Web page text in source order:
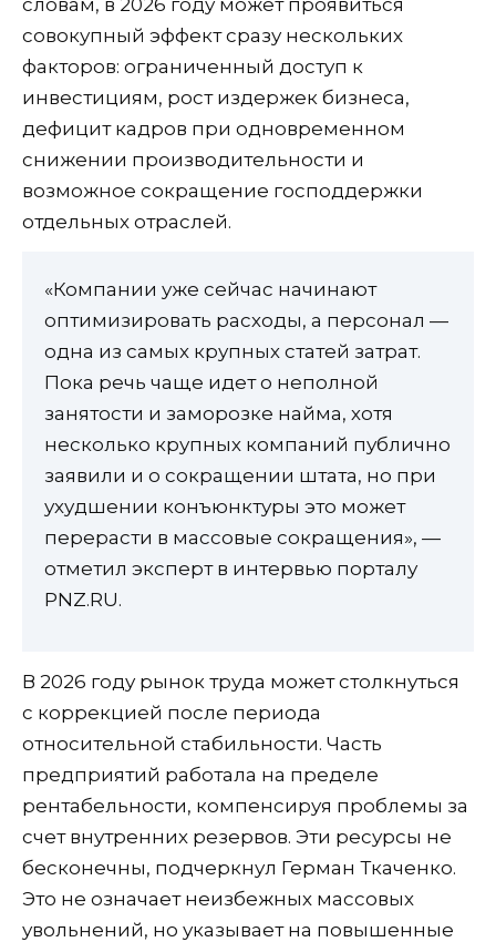
словам, в 2026 году может проявиться
совокупный эффект сразу нескольких
факторов: ограниченный доступ к
инвестициям, рост издержек бизнеса,
дефицит кадров при одновременном
снижении производительности и
возможное сокращение господдержки
отдельных отраслей.
«Компании уже сейчас начинают
оптимизировать расходы, а персонал —
одна из самых крупных статей затрат.
Пока речь чаще идет о неполной
занятости и заморозке найма, хотя
несколько крупных компаний публично
заявили и о сокращении штата, но при
ухудшении конъюнктуры это может
перерасти в массовые сокращения», —
отметил эксперт в интервью порталу
PNZ.RU.
В 2026 году рынок труда может столкнуться
с коррекцией после периода
относительной стабильности. Часть
предприятий работала на пределе
рентабельности, компенсируя проблемы за
счет внутренних резервов. Эти ресурсы не
бесконечны, подчеркнул Герман Ткаченко.
Это не означает неизбежных массовых
увольнений, но указывает на повышенные